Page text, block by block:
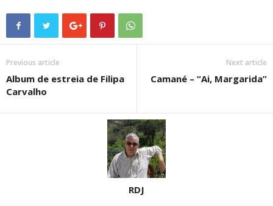
Previous article
Album de estreia de Filipa
Carvalho
Next article
Camané – “Ai, Margarida”
RDJ